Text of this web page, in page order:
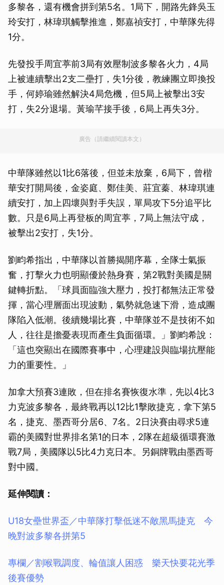
多黎各，還有機會拼到第5名。1局下，開路先鋒吳玉
玲安打，林瑋琪觸擊推進，鄭嘉禎安打，中華隊先得
1分。
先發投手周宜葶前3局有效壓制波多黎各火力，4局
上被連續擊出2支二壘打，失1分後，教練團立即換投
手，何婷瑜雖然解決4局危機，但5局上被擊出3安
打，失2分退場。黃瑜芊接手後，6局上再失3分。
廣告（請繼續閱讀本文）
中華隊雖然以1比6落後，但並未放棄，6局下，曾楷
華安打開局後，金姿庭、鄭佳美、莊宜蓁、林瑋琪連
續安打，加上四壞與對手失誤，單局攻下5分追平比
數。只是6局上再登板的周宜葶，7局上無法守成，
被擊出2安打，失1分。
劉畇希指出，中華隊以首勝揭開序幕，全隊士氣振
奮，打擊火力也明顯優於熱身賽，第2戰對美國是關
鍵轉折點。「球員面臨強大壓力，投打都無法正常發
揮，當心理層面出現波動，氣勢就急速下滑，造成團
隊陷入低潮。後續幾場比賽，中華隊並不是技術不如
人，往往是擔憂表現而產生負面循環。」劉畇希說：
「這也突顯出在國際賽事中，心理建設與臨場抗壓能
力的重要性。」
加拿大預賽3連敗，但在排名賽恢復水準，先以4比3
力克波多黎各，最終戰再以12比1擊敗捷克，拿下第5
名，捷克、墨西哥分居6、7名。2日決賽由尋求5連
霸的美國對世界排名第1的日本，2隊在超級循環賽激
戰7局，美國隊以5比4力克日本。另銅牌戰由墨西哥
對中國。
延伸閱讀：
U18女壘世界盃／中華隊打擊低迷不敵黑馬捷克 今
晚對波多黎各拼第5
專欄／割喉戰調度、輪值讓人困惑 樂天快要花光季
後賽優勢